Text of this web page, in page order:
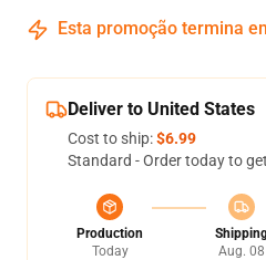
Esta promoção termina
Deliver to United States
Cost to ship:$6.99
Standard - Order today to
Production
Today
Aug. 08